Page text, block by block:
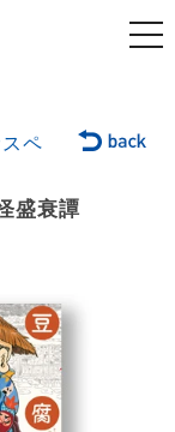
ペ
盛衰譚